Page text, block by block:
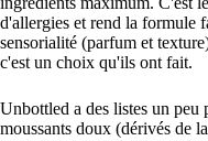
d'allergies et rend la formule
sensorialité (parfum et
c'est un choix qu'ils ont fait.
Unbottled a des listes un peu
moussants doux (dérivés de